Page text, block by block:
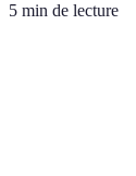
5 min de lecture